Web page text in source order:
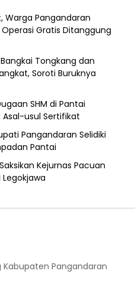
Warga Pangandaran
Gratis Ditanggung
Tongkang dan
Soroti Buruknya
SHM di Pantai
Asal-usul Sertifikat
Pangandaran Selidiki
Pantai
Kejurnas Pacuan
Pangandaran